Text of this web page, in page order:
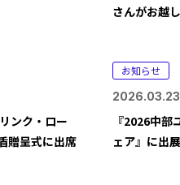
さんがお越
ンク・ロー
贈呈式に出席
お知らせ
2026.03.23
『2026中
ェア』に出